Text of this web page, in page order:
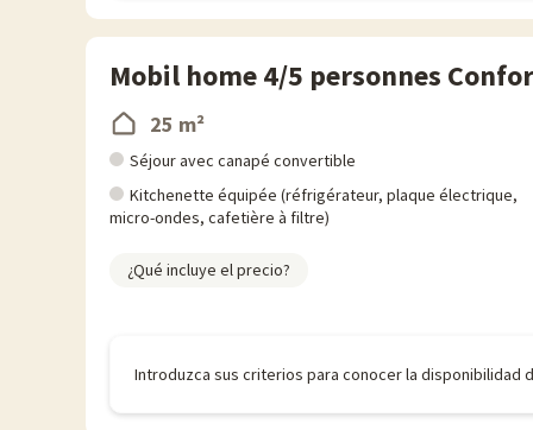
Mobil home 4/5 personnes
25 m²
Séjour avec canapé convertible
Kitchenette équipée (réfrigérateur, plaque électrique,
micro-ondes, cafetière à filtre)
¿Qué incluye el precio?
Introduzca sus criterios para conocer la disponibilidad